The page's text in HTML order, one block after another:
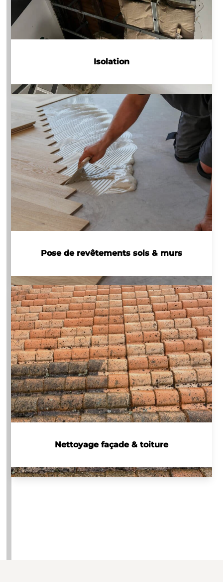
Isolation
Pose de revêtements sols & murs
Nettoyage façade & toiture